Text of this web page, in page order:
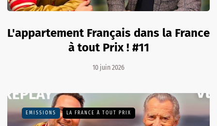
L'appartement Français dans la France
à tout Prix ! #11
10 juin 2026
EMISSIONS LA FRANCE À TOUT PRIX